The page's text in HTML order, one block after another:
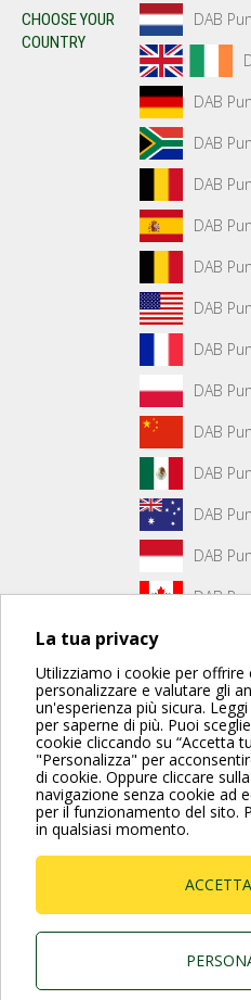
La tua privacy
Utilizziamo i cookie per offrire
personalizzare e valutare gli
un'esperienza più sicura.
per saperne di più. Puoi
cookie cliccando su “Accetta
"Personalizza" per
di cookie. Oppure cliccare
navigazione senza cookie ad
per il funzionamento del sito.
in qualsiasi momento.
CHOOSE YOUR
COUNTRY
DAB
DAB
DAB
DAB
DAB
DAB
DAB
DAB
DAB
DAB
DAB
DAB
DAB
DAB
Non è stato creato alcun
Per maggiori informazioni
P.I. 03675230282 - R.E.A. Padova N.